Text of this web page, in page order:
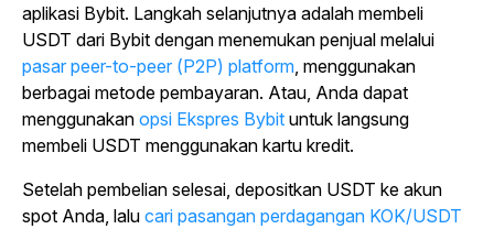
aplikasi Bybit. Langkah selanjutnya adalah membeli
USDT dari Bybit dengan menemukan penjual melalui
pasar peer-to-peer (P2P) platform, menggunakan
berbagai metode pembayaran. Atau, Anda dapat
menggunakan opsi Ekspres Bybit untuk langsung
membeli USDT menggunakan kartu kredit.
Setelah pembelian selesai, depositkan USDT ke akun
spot Anda, lalu cari pasangan perdagangan KOK/USDT